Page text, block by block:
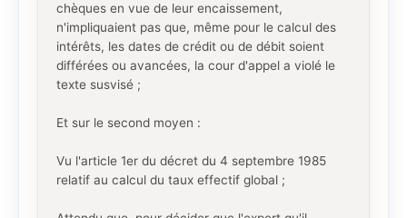
chèques en vue de leur encaissement,
n'impliquaient pas que, même pour le calcul des
intérêts, les dates de crédit ou de débit soient
différées ou avancées, la cour d'appel a violé le
texte susvisé ;
Et sur le second moyen :
Vu l'article 1er du décret du 4 septembre 1985
relatif au calcul du taux effectif global ;